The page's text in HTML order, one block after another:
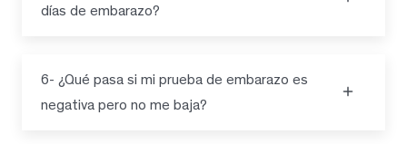
días de embarazo?
6- ¿Qué pasa si mi prueba de embarazo es
negativa pero no me baja?